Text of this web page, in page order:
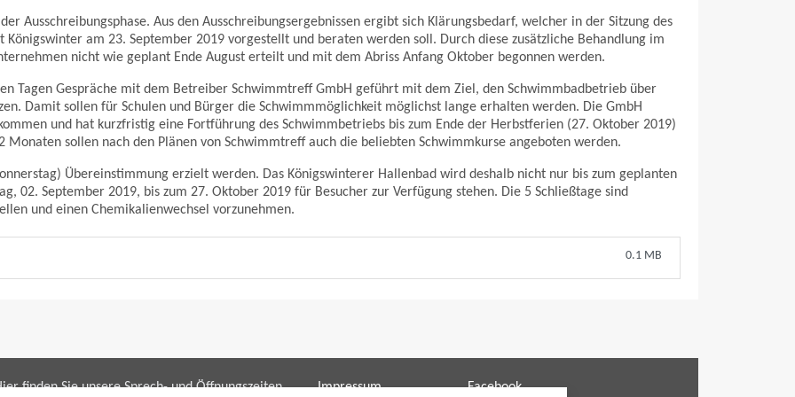
Ausschreibungsphase. Aus den Ausschreibungsergebnissen ergibt sich Klärungsbedarf, welcher in der Sitzung des
Königswinter am 23. September 2019 vorgestellt und beraten werden soll. Durch diese zusätzliche Behandlung im
nicht wie geplant Ende August erteilt und mit dem Abriss Anfang Oktober begonnen werden.
Tagen Gespräche mit dem Betreiber Schwimmtreff GmbH geführt mit dem Ziel, den Schwimmbadbetrieb über
Damit sollen für Schulen und Bürger die Schwimmmöglichkeit möglichst lange erhalten werden. Die GmbH
und hat kurzfristig eine Fortführung des Schwimmbetriebs bis zum Ende der Herbstferien (27. Oktober 2019)
Monaten sollen nach den Plänen von Schwimmtreff auch die beliebten Schwimmkurse angeboten werden.
Übereinstimmung erzielt werden. Das Königswinterer Hallenbad wird deshalb nicht nur bis zum geplanten
02. September 2019, bis zum 27. Oktober 2019 für Besucher zur Verfügung stehen. Die 5 Schließtage sind
und einen Chemikalienwechsel vorzunehmen.
0.1 MB
finden Sie unsere Sprech- und Öffnungszeiten Impressum Facebook